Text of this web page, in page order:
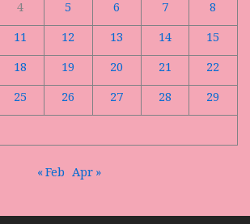
4 5 6 7
8
11 12 13 14
15
18 19 20 21
22
25 26 27 28
29
« Feb Apr »